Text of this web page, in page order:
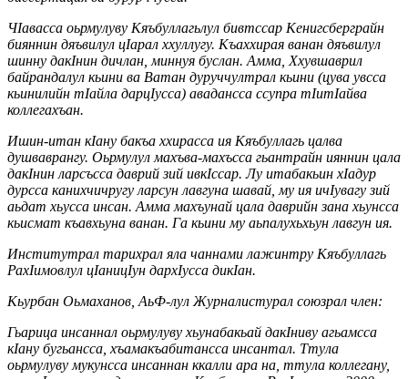
ЧIавасса оьрмулуву Кяъбуллагьлул бивтссар Кенигсберграйн
бияннин дяъвилул цIарал ххуллугу. Къаххирая ванан дяъвилул
шинну дакIнин дичлан, миннуя буслан. Амма, Ххувшаврил
байрандалул кьини ва Ватан дуруччултрал кьини (цува увсса
кьинилийн тIайла дарцIусса) авадансса ссупра тIитIайва
коллегахъан.
Ишин-итан кIану бакъа ххирасса ия Кяъбуллагь цалва
душваврангу. Оьрмулул махъва-махъсса гьантрайн ияннин цала
дакIнин ларсъсса даврий зий ивкIссар. Лу итабакьин хIадур
дурсса канихчичругу ларсун лавгуна шавай, му ия ичIувагу зий
аьдат хьусса инсан. Амма махъунай цала даврийн зана хьунсса
кьисмат къавхьуна ванан. Га кьини му аьпалухьхьун лавгун ия.
Институтрал тарихрал яла чаннами лажинтру Кяъбуллагь
РахIимовлул цIаницIун дархIусса дикIан.
Кьурбан Оьмаханов, АьФ-лул Журналистурал союзрал член:
Гьарица инсаннал оьрмулуву хьунабакьай дакIниву агьамсса
кIану бугьансса, хъамакъабитансса инсантал. Ттула
оьрмулуву мукунсса инсаннан ккалли ара на, ттула коллегану,